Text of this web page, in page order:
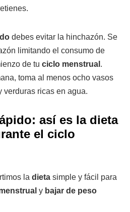
debes evitar la hinchazón. Se
limitando el consumo de
de tu ciclo menstrual .
toma al menos ocho vasos
verduras ricas en agua.
así es la dieta
el ciclo
la dieta simple y fácil para
y bajar de peso